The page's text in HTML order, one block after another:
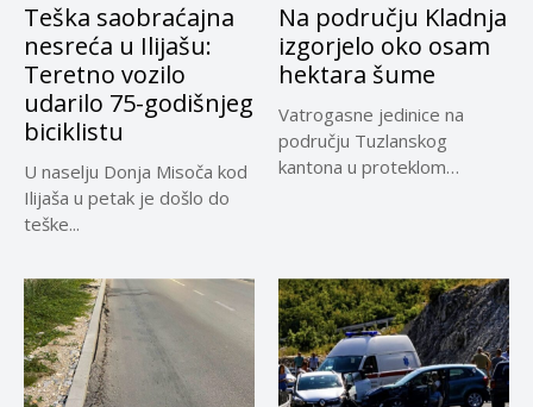
Teška saobraćajna
nesreća u Ilijašu:
Teretno vozilo
udarilo 75-godišnjeg
biciklistu
U naselju Donja Misoča kod
Ilijaša u petak je došlo do
teške...
Na području Kladnja
izgorjelo oko osam
hektara šume
Vatrogasne jedinice na
području Tuzlanskog
kantona u proteklom